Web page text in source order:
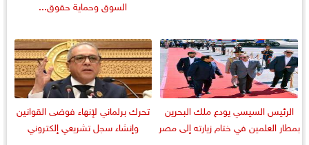
السوق وحماية حقوق...
الرئيس السيسي يودع ملك البحرين
بمطار العلمين في ختام زيارته إلى مصر
تحرك برلماني لإنهاء فوضى القوانين
وإنشاء سجل تشريعي إلكتروني